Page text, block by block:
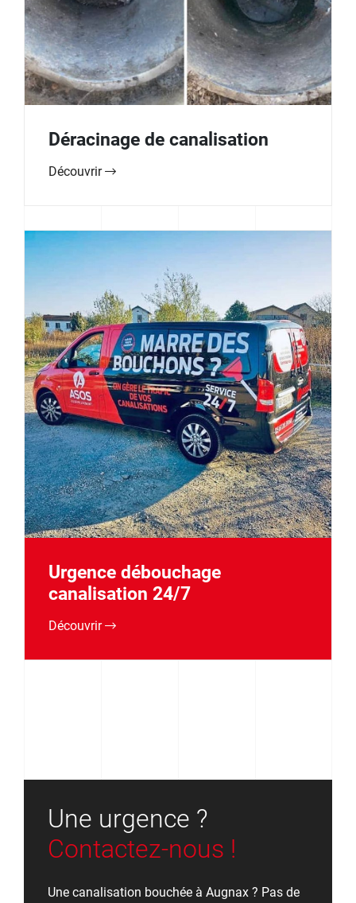
Déracinage de canalisation
Découvrir
Urgence débouchage
canalisation 24/7
Découvrir
Une urgence ?
Contactez-nous !
Une canalisation bouchée à Augnax ? Pas de